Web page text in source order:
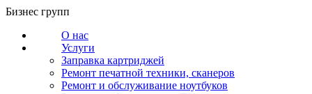
Перейти
содержанию
Бизнес групп
О нас
Услуги
Заправка картриджей
Ремонт печатной техники, сканеров
Ремонт и обслуживание ноутбуков